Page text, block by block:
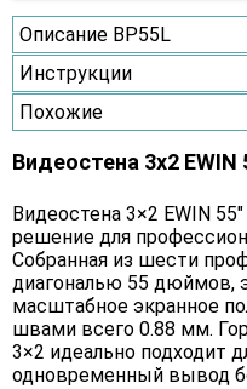
Описание BP55L
Инструкции
Похожие
Видеостена 3x2 EWIN
Видеостена 3×2 EWIN
решение для
Собранная из шести
диагональю 55 дюймов,
масштабное экранное
швами всего 0.88 мм.
3×2 идеально подходит
одновременный вывод